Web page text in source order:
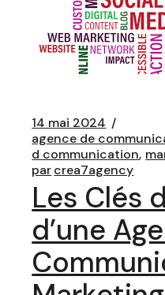
14 mai 2024
agence de
d communication
parcrea7agency
Les Clés
d’une